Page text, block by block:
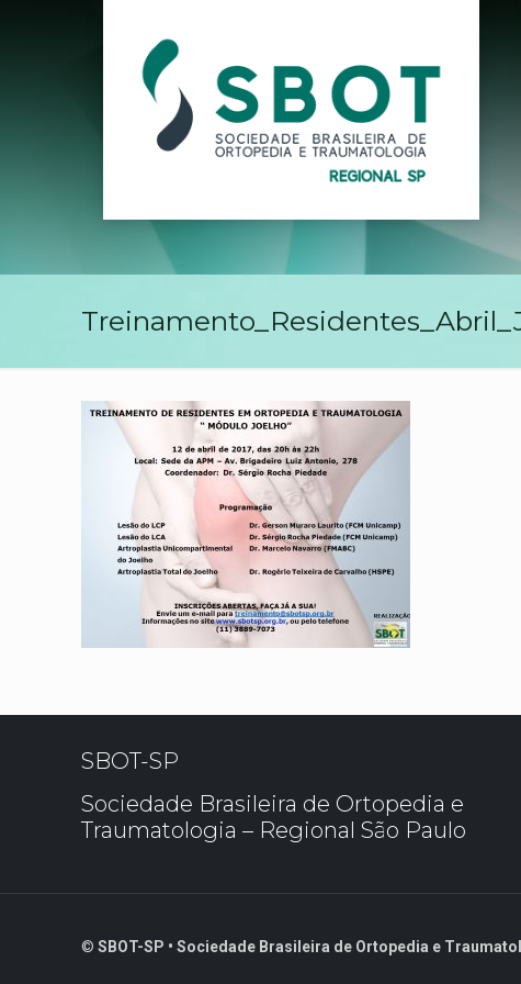
SBOT-SP
Sociedade Brasileira de Ortopedia e
Traumatologia – Regional São Paulo
©SBOT-SP • Sociedade Brasileira de Ortopedia e